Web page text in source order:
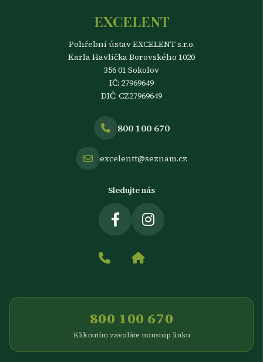
EXCELENT
Pohřební ústav EXCELENT s.r.o.
Karla Havlíčka Borovského 1020
356 01 Sokolov
IČ: 27969649
DIČ: CZ27969649
800 100 670
excelentt@seznam.cz
Sledujte nás
800 100 670
Kliknutím zavoláte nonstop linku